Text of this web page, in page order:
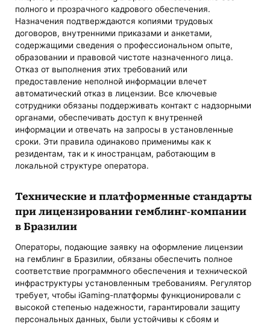
полного и прозрачного кадрового обеспечения.
Назначения подтверждаются копиями трудовых
договоров, внутренними приказами и анкетами,
содержащими сведения о профессиональном опыте,
образовании и правовой чистоте назначенного лица.
Отказ от выполнения этих требований или
предоставление неполной информации влечет
автоматический отказ в лицензии. Все ключевые
сотрудники обязаны поддерживать контакт с надзорными
органами, обеспечивать доступ к внутренней
информации и отвечать на запросы в установленные
сроки. Эти правила одинаково применимы как к
резидентам, так и к иностранцам, работающим в
локальной структуре оператора.
Технические и платформенные стандарты
при лицензировании гемблинг-компании
в Бразилии
Операторы, подающие заявку на оформление лицензии
на гемблинг в Бразилии, обязаны обеспечить полное
соответствие программного обеспечения и технической
инфраструктуры установленным требованиям. Регулятор
требует, чтобы iGaming-платформы функционировали с
высокой степенью надежности, гарантировали защиту
персональных данных, были устойчивы к сбоям и